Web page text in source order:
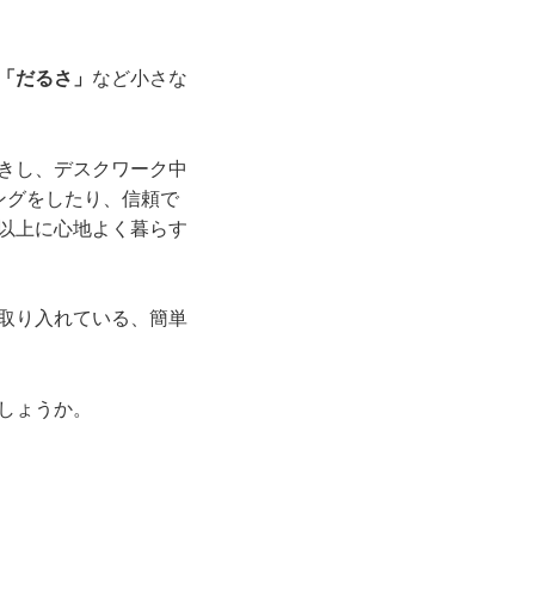
「だるさ」 など小さな
し、デスクワーク中
グをしたり、信頼で
上に心地よく暮らす
り入れている、簡単
ょうか。